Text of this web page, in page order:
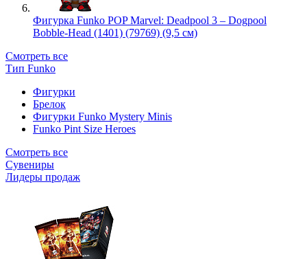
Фигурка Funko POP Marvel: Deadpool 3 – Dogpool
Bobble-Head (1401) (79769) (9,5 см)
Смотреть все
Тип Funko
Фигурки
Брелок
Фигурки Funko Mystery Minis
Funko Pint Size Heroes
Смотреть все
Сувениры
Лидеры продаж